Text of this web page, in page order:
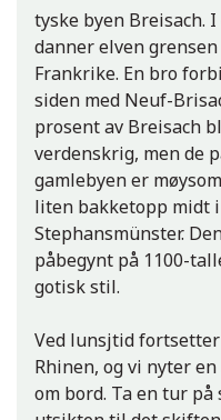
Rüdesheimer kaffee
tyske byen Breisach.
danner elven
Frankrike. En bro
siden med Neuf-
prosent av Breisach
verdenskrig, men de
gamlebyen er
liten bakketopp midt
Stephansmünster.
påbegynt på 1100-
gotisk stil.
Ved lunsjtid
Rhinen, og vi nyter
om bord. Ta en tur